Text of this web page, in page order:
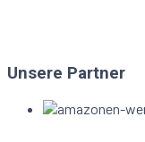
Unsere Partner